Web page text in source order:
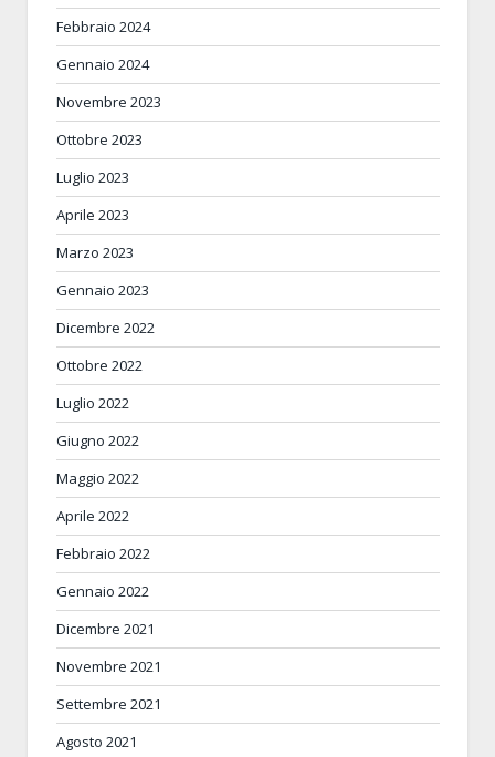
Febbraio 2024
Gennaio 2024
Novembre 2023
Ottobre 2023
Luglio 2023
Aprile 2023
Marzo 2023
Gennaio 2023
Dicembre 2022
Ottobre 2022
Luglio 2022
Giugno 2022
Maggio 2022
Aprile 2022
Febbraio 2022
Gennaio 2022
Dicembre 2021
Novembre 2021
Settembre 2021
Agosto 2021